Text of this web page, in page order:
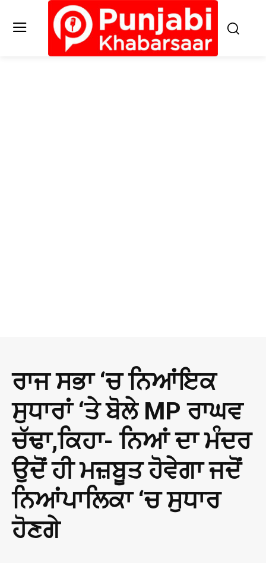
ਰਾਜ ਸਭਾ ‘ਚ ਨਿਆਂਇਕ
ਸੁਧਾਰਾਂ ‘ਤੇ ਬੋਲੇ MP ਰਾਘਵ
ਚੱਢਾ,ਕਿਹਾ- ਨਿਆਂ ਦਾ ਮੰਦਰ
ਉਦੋਂ ਹੀ ਮਜ਼ਬੂਤ ਹੋਵੇਗਾ ਜਦੋਂ
ਨਿਆਂਪਾਲਿਕਾ ‘ਚ ਸੁਧਾਰ
ਹੋਣਗੇ